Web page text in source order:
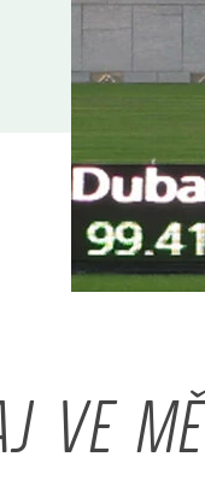
VE MĚ